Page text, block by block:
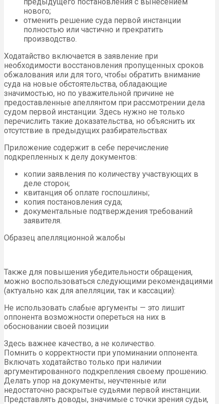
нового;
отменить решение суда первой инстанции
полностью или частично и прекратить
производство.
Ходатайство включается в заявление при
необходимости восстановления пропущенных сроков
обжалования или для того, чтобы обратить внимание
суда на новые обстоятельства, обладающие
значимостью, но по уважительной причине не
предоставленные апеллянтом при рассмотрении дела
судом первой инстанции. Здесь нужно не только
перечислить такие доказательства, но объяснить их
отсутствие в предыдущих разбирательствах
Приложение содержит в себе перечисление
подкрепленных к делу документов:
копии заявления по количеству участвующих в
деле сторон;
квитанция об оплате госпошлины;
копия постановления суда;
документальные подтверждения требований
заявителя.
Образец апелляционной жалобы
Также для повышения убедительности обращения,
можно воспользоваться следующими рекомендациями
(актуально как для апелляции, так и кассации):
Не использовать слабые аргументы — это лишит
оппонента возможности опереться на них в
обосновании своей позиции
Здесь важнее качество, а не количество.
Помнить о корректности при упоминании оппонента.
Включать ходатайство только при наличии
аргументированного подкрепления своему прошению.
Делать упор на документы, неучтенные или
недостаточно раскрытые судьями первой инстанции.
Представлять доводы, значимые с точки зрения судьи,